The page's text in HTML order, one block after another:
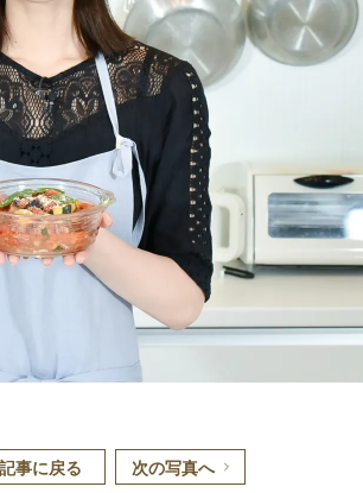
記事に戻る 次の写真へ